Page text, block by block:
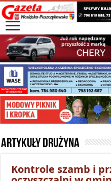
ArtykułyDrużyna
Kontrole szamb i